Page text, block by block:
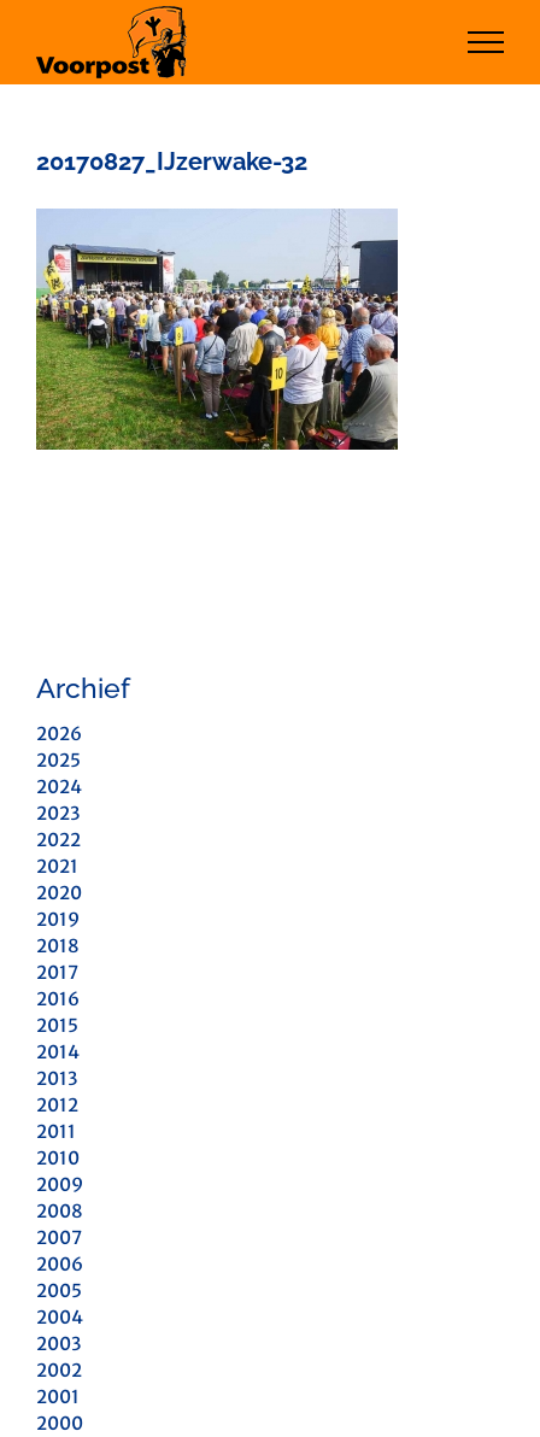
inhoud
20170827_IJzerwake-32
Archief
2026
2025
2024
2023
2022
2021
2020
2019
2018
2017
2016
2015
2014
2013
2012
2011
2010
2009
2008
2007
2006
2005
2004
2003
2002
2001
2000